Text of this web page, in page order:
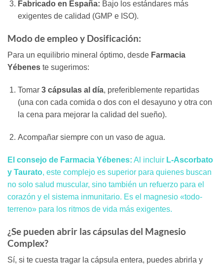
Fabricado en España: Bajo los estándares más
exigentes de calidad (GMP e ISO).
Modo de empleo y Dosificación:
Para un equilibrio mineral óptimo, desde Farmacia
Yébenes te sugerimos:
Tomar3cápsulas al día, preferiblemente repartidas
(una con cada comida o dos con el desayuno y otra con
la cena para mejorar la calidad del sueño).
Acompañar siempre con un vaso de agua.
El consejo de Farmacia Yébenes: Al incluir L-Ascorbato
y Taurato, este complejo es superior para quienes buscan
no solo salud muscular, sino también un refuerzo para el
corazón y el sistema inmunitario. Es el magnesio «todo-
terreno» para los ritmos de vida más exigentes.
¿Se pueden abrir las cápsulas del Magnesio
Complex?
Sí, si te cuesta tragar la cápsula entera, puedes abrirla y